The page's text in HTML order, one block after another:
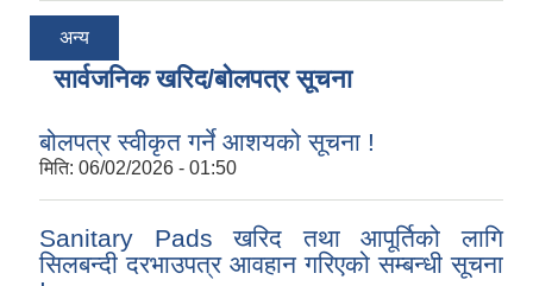
अन्य
सार्वजनिक खरिद/बोलपत्र सूचना
बोलपत्र स्वीकृत गर्ने आशयको सूचना !
मिति: 06/02/2026 - 01:50
Sanitary Pads खरिद तथा आपूर्तिको लागि
सिलबन्दी दरभाउपत्र आवहान गरिएको सम्बन्धी सूचना